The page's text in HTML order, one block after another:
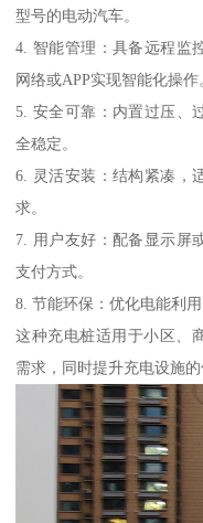
型号的电动汽车。
4. 智能管理：具备远程监
网络或APP实现智能化操作
5. 安全可靠：内置过压、
全稳定。
6. 灵活安装：结构紧凑，
求。
7. 用户友好：配备显示屏
支付方式。
8. 节能环保：优化电能利
这种充电桩适用于小区、
需求，同时提升充电设施的